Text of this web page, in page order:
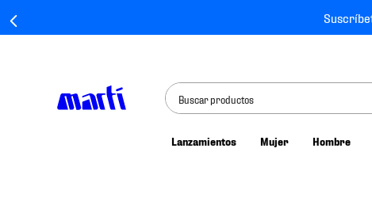
Buscar productos
Lanzamientos Mujer Hombre